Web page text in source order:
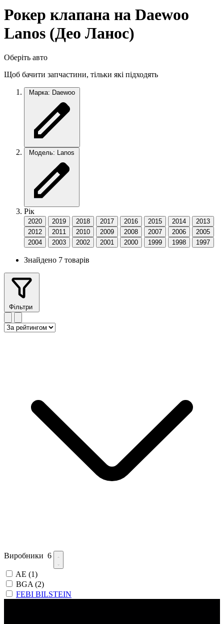
Рокер клапана на Daewoo
Lanos (Део Ланос)
Оберіть авто
Щоб бачити запчастини, тільки які підходять
Марка: Daewoo
Модель: Lanos
Рік
2020 2019 2018 2017 2016 2015 2014
2013
2012
2011 2010 2009 2008 2007 2006
2005
2004
2003 2002 2001 2000 1999 1998 1997
Знайдено 7 товарів
Фільтри
Виробники 6
AE (1)
BGA (2)
FEBI BILSTEIN